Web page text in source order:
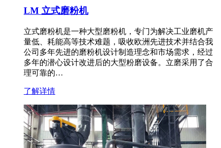
LM 立式磨粉机
立式磨粉机是一种大型磨粉机，专门为解决工业磨机产
量低、耗能高等技术难题，吸收欧洲先进技术并结合我
公司多年先进的磨粉机设计制造理念和市场需求，经过
多年的潜心设计改进后的大型粉磨设备。立磨采用了合
理可靠的…
了解详情